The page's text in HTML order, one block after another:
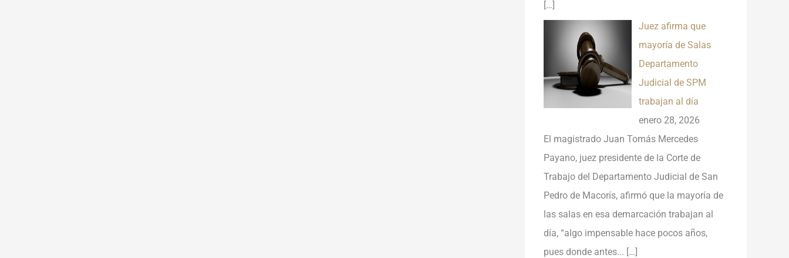
[…]
Juez afirma que
mayoría de Salas
Departamento
Judicial de SPM
trabajan al día
enero 28, 2026
El magistrado Juan Tomás Mercedes
Payano, juez presidente de la Corte de
Trabajo del Departamento Judicial de San
Pedro de Macorís, afirmó que la mayoría de
las salas en esa demarcación trabajan al
día, “algo impensable hace pocos años,
pues donde antes... […]